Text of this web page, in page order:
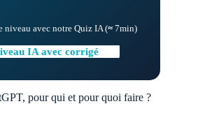
niveau avec notre Quiz IA (≈ 7min)
IA avec corrigé
pour qui et pour quoi faire ?